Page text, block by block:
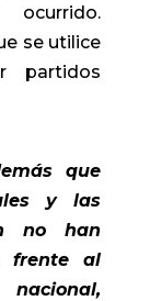
ocurrido.
se utilice
partidos
que
y las
no han
frente al